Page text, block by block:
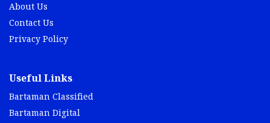
About Us
Contact Us
Privacy Policy
Useful Links
Bartaman Classified
Bartaman Digital